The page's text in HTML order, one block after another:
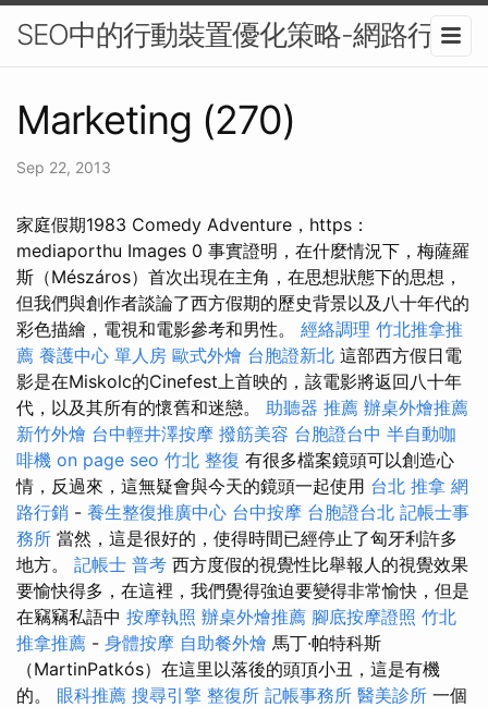
SEO中的行動裝置優化策略-網路行銷
Marketing (270)
Sep 22, 2013
家庭假期1983 Comedy Adventure，https：
mediaporthu Images 0 事實證明，在什麼情況下，梅薩羅
斯（Mészáros）首次出現在主角，在思想狀態下的思想，
但我們與創作者談論了西方假期的歷史背景以及八十年代的
彩色描繪，電視和電影參考和男性。 經絡調理 竹北推拿推
薦 養護中心 單人房 歐式外燴 台胞證新北 這部西方假日電
影是在Miskolc的Cinefest上首映的，該電影將返回八十年
代，以及其所有的懷舊和迷戀。 助聽器 推薦 辦桌外燴推薦
新竹外燴 台中輕井澤按摩 撥筋美容 台胞證台中 半自動咖
啡機 on page seo 竹北 整復 有很多檔案鏡頭可以創造心
情，反過來，這無疑會與今天的鏡頭一起使用 台北 推拿 網
路行銷 - 養生整復推廣中心 台中按摩 台胞證台北 記帳士事
務所 當然，這是很好的，使得時間已經停止了匈牙利許多
地方。 記帳士 普考 西方度假的視覺性比舉報人的視覺效果
要愉快得多，在這裡，我們覺得強迫要變得非常愉快，但是
在竊竊私語中 按摩執照 辦桌外燴推薦 腳底按摩證照 竹北
推拿推薦 - 身體按摩 自助餐外燴 馬丁·帕特科斯
（MartinPatkós）在這里以落後的頭頂小丑，這是有機
的。 眼科推薦 搜尋引擎 整復所 記帳事務所 醫美診所 一個